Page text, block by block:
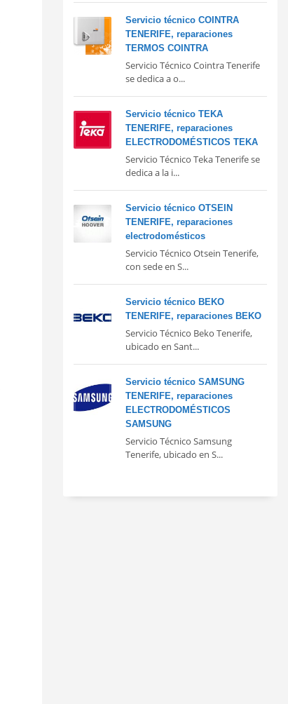
Servicio técnico COINTRA
TENERIFE, reparaciones
TERMOS COINTRA
Servicio Técnico Cointra Tenerife
se dedica a o...
Servicio técnico TEKA
TENERIFE, reparaciones
ELECTRODOMÉSTICOS TEKA
Servicio Técnico Teka Tenerife se
dedica a la i...
Servicio técnico OTSEIN
TENERIFE, reparaciones
electrodomésticos
Servicio Técnico Otsein Tenerife,
con sede en S...
Servicio técnico BEKO
TENERIFE, reparaciones BEKO
Servicio Técnico Beko Tenerife,
ubicado en Sant...
Servicio técnico SAMSUNG
TENERIFE, reparaciones
ELECTRODOMÉSTICOS
SAMSUNG
Servicio Técnico Samsung
Tenerife, ubicado en S...